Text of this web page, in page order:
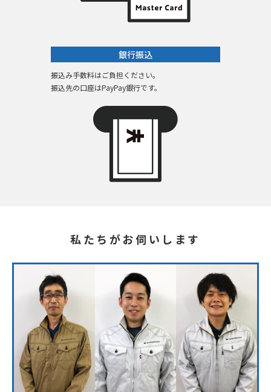
銀行振込
振込み手数料はご負担ください。
振込先の口座はPayPay銀行です。
私たちがお伺いします